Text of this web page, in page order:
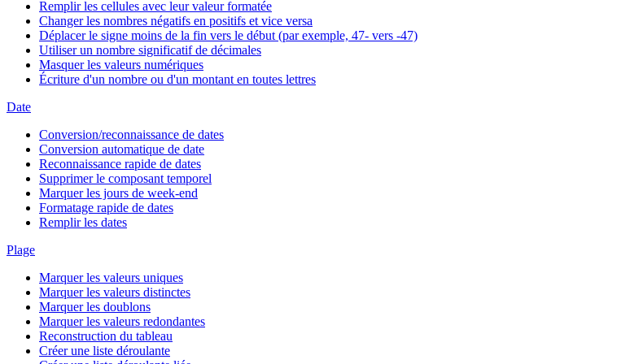
Remplir les cellules avec leur valeur formatée
Changer les nombres négatifs en positifs et vice versa
Déplacer le signe moins de la fin vers le début (par exemple, 47- vers -47)
Utiliser un nombre significatif de décimales
Masquer les valeurs numériques
Écriture d'un nombre ou d'un montant en toutes lettres
Date
Conversion/reconnaissance de dates
Conversion automatique de date
Reconnaissance rapide de dates
Supprimer le composant temporel
Marquer les jours de week-end
Formatage rapide de dates
Remplir les dates
Plage
Marquer les valeurs uniques
Marquer les valeurs distinctes
Marquer les doublons
Marquer les valeurs redondantes
Reconstruction du tableau
Créer une liste déroulante